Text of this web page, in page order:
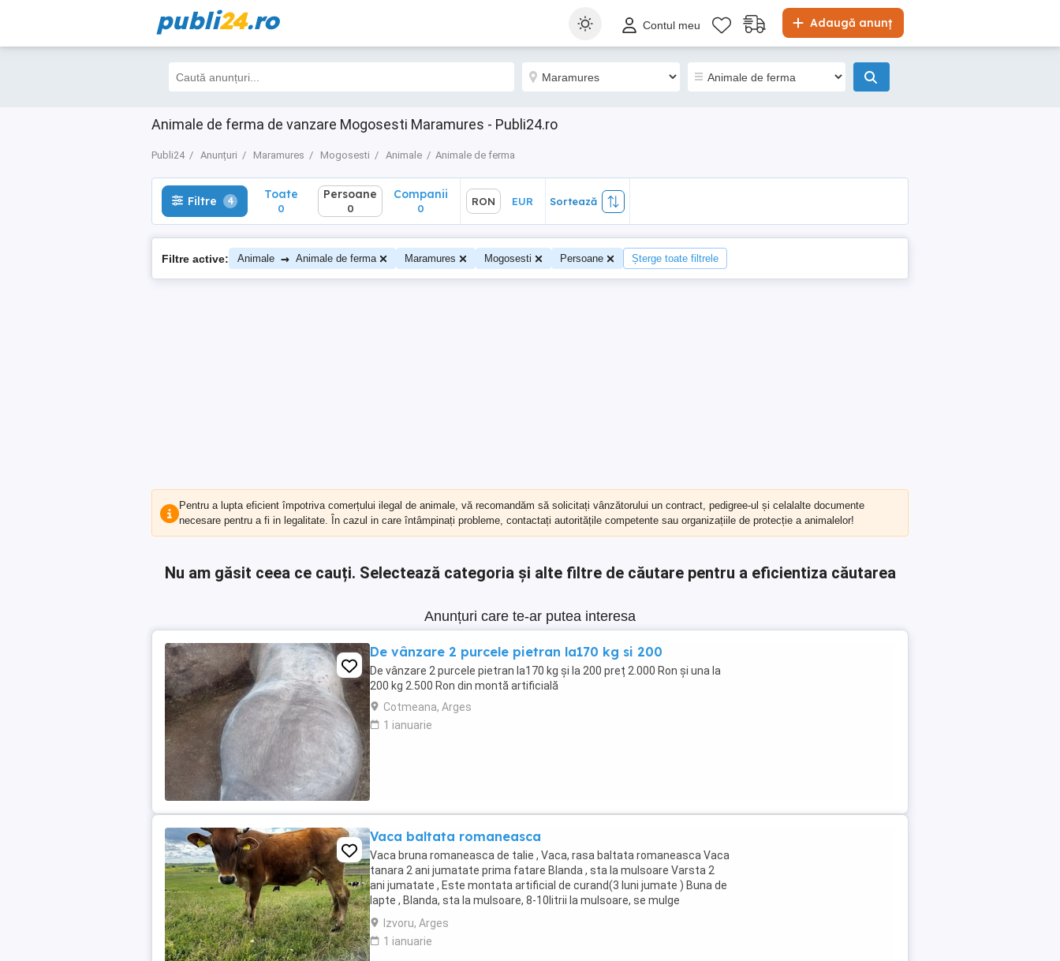
publi24.ro Adaugă anunț
Contul meu
Animale de ferma de vanzare Mogosesti Maramures - Publi24.ro
Publi24 Anunțuri Maramures Mogosesti Animale Animale de ferma
Filtre 4 Toate
0
Sortează
Filtre 4 Toate
0
Persoane
0
Companii
0
RON EUR Sortează
Filtre active: Animale → Animale de ferma Maramures Mogosesti Persoane Șterge toate filtrele
Pentru a lupta eficient împotriva comerțului ilegal de animale, vă recomandăm să solicitați vânzătorului un contract, pedigree-ul și celalalte documente
necesare pentru a fi in legalitate. În cazul in care întâmpinați probleme, contactați autoritățile competente sau organizațiile de protecție a animalelor!
Nu am găsit ceea ce cauți. Selectează categoria și alte filtre de căutare pentru a eficientiza căutarea
Anunțuri care te-ar putea interesa
De vânzare 2 purcele pietran la170 kg si 200
De vânzare 2 purcele pietran la170 kg și la 200 preț 2.000 Ron și una la
200 kg 2.500 Ron din montă artificială
Cotmeana, Arges
1 ianuarie
Vaca baltata romaneasca
Vaca bruna romaneasca de talie , Vaca, rasa baltata romaneasca Vaca
tanara 2 ani jumatate prima fatare Blanda , sta la mulsoare Varsta 2
ani jumatate , Este montata artificial de curand(3 luni jumate ) Buna de
lapte , Blanda, sta la mulsoare, 8-10litrii la mulsoare, se mulge
dimineata si seara Pentru ...
Izvoru, Arges
1 ianuarie